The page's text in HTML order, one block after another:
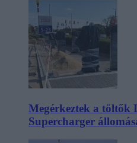
Megérkeztek a töltők
Supercharger